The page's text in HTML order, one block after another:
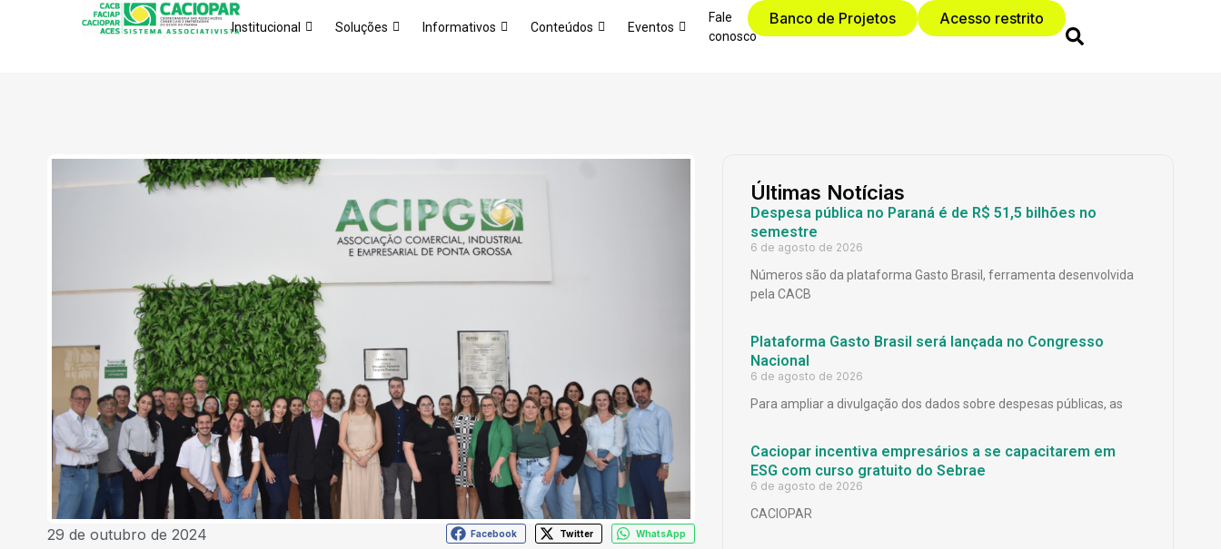
Institucional Soluções Informativos Conteúdos Eventos
Fale
conosco
Banco de Projetos Acesso restrito
29 de outubro de 2024 Facebook Twitter WhatsApp
Últimas Notícias
Despesa pública no Paraná é de R$ 51,5 bilhões no
semestre
6 de agosto de 2026
Números são da plataforma Gasto Brasil, ferramenta desenvolvida
pela CACB
Plataforma Gasto Brasil será lançada no Congresso
Nacional
6 de agosto de 2026
Para ampliar a divulgação dos dados sobre despesas públicas, as
Caciopar incentiva empresários a se capacitarem em
ESG com curso gratuito do Sebrae
6 de agosto de 2026
CACIOPAR